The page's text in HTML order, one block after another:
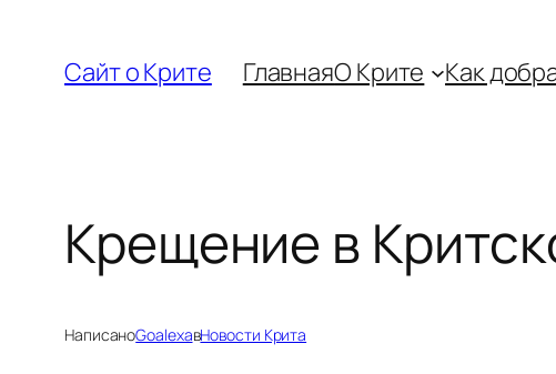
содержимому
Сайт о Крите ГлавнаяО Крите Как
Крещение в
НаписаноGoalexaвНовости Крита